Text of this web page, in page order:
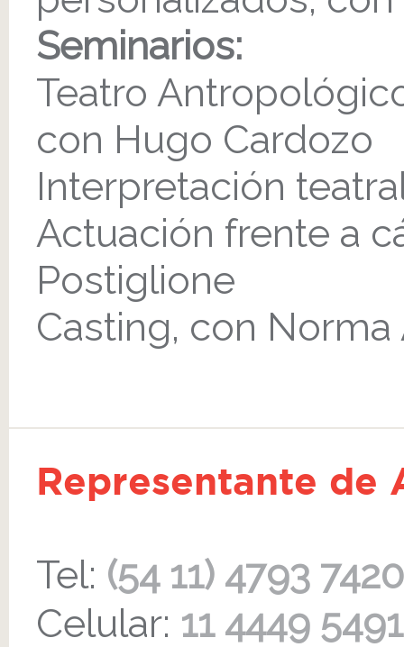
Seminarios:
Teatro
con Hugo Cardozo
Interpretación
Actuación frente a
Postiglione
Casting, con
Representante de
Tel: (54 11) 4793 7420
Celular: 11 4449 5491